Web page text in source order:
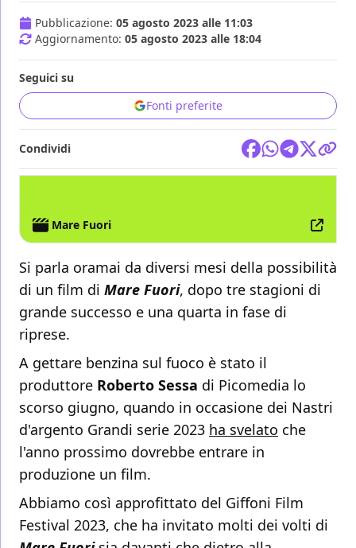
Pubblicazione: 05 agosto 2023 alle 11:03
Aggiornamento: 05 agosto 2023 alle 18:04
Seguici su
Fonti preferite
Condividi
Mare Fuori
Si parla oramai da diversi mesi della possibilità
di un film di Mare Fuori, dopo tre stagioni di
grande successo e una quarta in fase di
riprese.
A gettare benzina sul fuoco è stato il
produttore Roberto Sessa di Picomedia lo
scorso giugno, quando in occasione dei Nastri
d'argento Grandi serie 2023 ha svelato che
l'anno prossimo dovrebbe entrare in
produzione un film.
Abbiamo così approfittato del Giffoni Film
Festival 2023, che ha invitato molti dei volti di